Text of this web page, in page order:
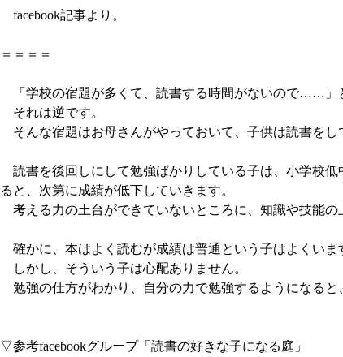
facebook記事より。
＝＝＝＝
「学校の宿題が多くて、読書する時間がないので……」
それは逆です。
そんな宿題はお母さんがやっておいて、子供は読書をし
読書を後回しにして勉強ばかりしている子は、小学校
ると、次第に成績が低下していきます。
考える力の土台ができていないところに、知識や技能の
確かに、本はよく読むが成績は普通という子はよくいま
しかし、そういう子は心配ありません。
勉強の仕方がわかり、自分の力で勉強するようになると
▽参考facebookグループ「読書の好きな子になる庭」